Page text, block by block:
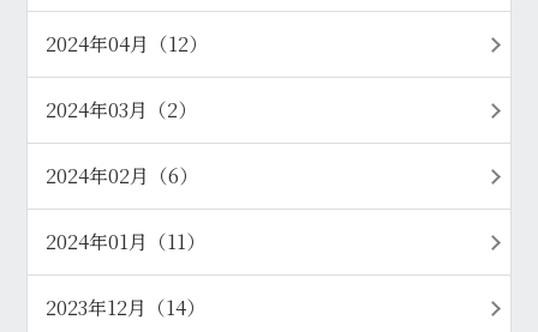
2024年04月（12）
2024年03月（2）
2024年02月（6）
2024年01月（11）
2023年12月（14）